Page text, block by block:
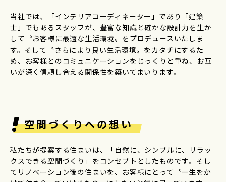
当社では、「インテリアコーディネーター」であり「建築
士」でもあるスタッフが、豊富な知識と確かな設計力を生か
して〝お客様に最適な生活環境〟をプロデュースいたしま
す。そして〝さらにより良い生活環境〟をカタチにするた
め、お客様とのコミュニケーションをじっくりと重ね、お互
いが深く信頼し合える関係性を築いてまいります。
空間づくりへの想い
私たちが提案する住まいは、「自然に、シンプルに、リラッ
クスできる空間づくり」をコンセプトとしたものです。そし
てリノベーション後の住まいを、お客様にとって〝一生をか